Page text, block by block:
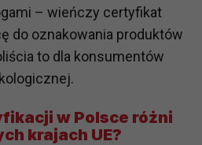
– wieńczy certyfikat
do oznakowania produktów
to dla konsumentów
w Polsce różni
krajach UE?